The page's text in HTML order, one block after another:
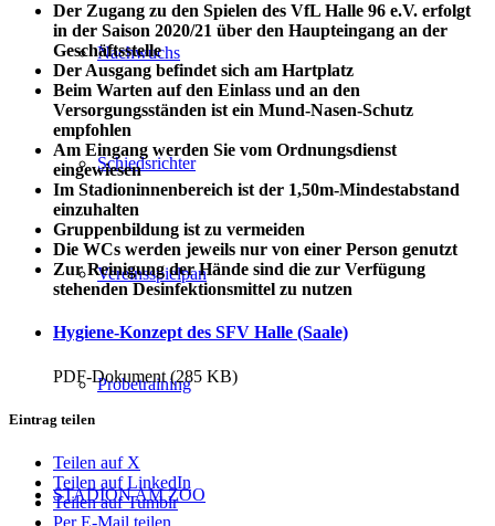
Nachwuchs
Schiedsrichter
Vereinsspielpan
Probetraining
STADION AM ZOO
Der Zugang zu den Spielen des VfL Halle 96 e.V. erfolgt
in der Saison 2020/21 über den Haupteingang an der
Geschäftsstelle
Der Ausgang befindet sich am Hartplatz
Beim Warten auf den Einlass und an den
Versorgungsständen ist ein Mund-Nasen-Schutz
empfohlen
Am Eingang werden Sie vom Ordnungsdienst
eingewiesen
Im Stadioninnenbereich ist der 1,50m-Mindestabstand
einzuhalten
Gruppenbildung ist zu vermeiden
Die WCs werden jeweils nur von einer Person genutzt
Zur Reinigung der Hände sind die zur Verfügung
stehenden Desinfektionsmittel zu nutzen
Hygiene-Konzept des SFV Halle (Saale)
PDF-Dokument (285 KB)
Eintrag teilen
Teilen auf X
Teilen auf LinkedIn
Teilen auf Tumblr
Per E-Mail teilen